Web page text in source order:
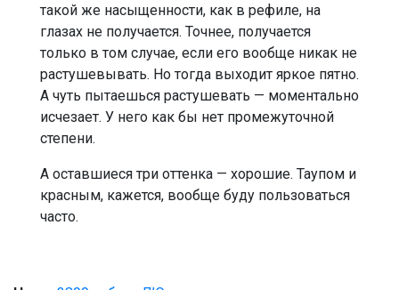
такой же насыщенности, как в рефиле, на
глазах не получается. Точнее, получается
только в том случае, если его вообще никак не
растушевывать. Но тогда выходит яркое пятно.
А чуть пытаешься растушевать — моментально
исчезает. У него как бы нет промежуточной
степени.
А оставшиеся три оттенка — хорошие. Таупом и
красным, кажется, вообще буду пользоваться
часто.